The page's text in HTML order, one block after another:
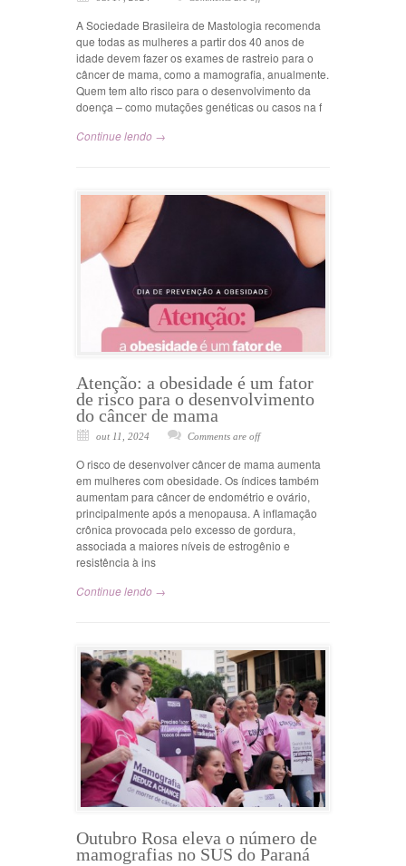
A Sociedade Brasileira de Mastologia recomenda
que todas as mulheres a partir dos 40 anos de
idade devem fazer os exames de rastreio para o
câncer de mama, como a mamografia, anualmente.
Quem tem alto risco para o desenvolvimento da
doença – como mutações genéticas ou casos na f
Continue lendo →
Atenção: a obesidade é um fator
de risco para o desenvolvimento
do câncer de mama
out 11, 2024 Comments are off
O risco de desenvolver câncer de mama aumenta
em mulheres com obesidade. Os índices também
aumentam para câncer de endométrio e ovário,
principalmente após a menopausa. A inflamação
crônica provocada pelo excesso de gordura,
associada a maiores níveis de estrogênio e
resistência à ins
Continue lendo →
Outubro Rosa eleva o número de
mamografias no SUS do Paraná